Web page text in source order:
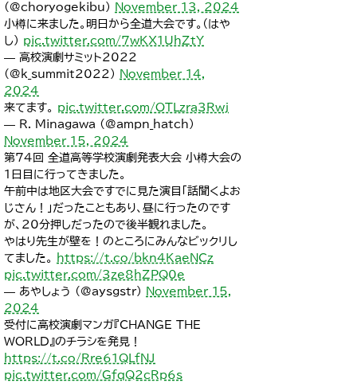
(@choryogekibu)
November 13, 2024
小樽に来ました。明日から全道大会です。（はや
し） pic.twitter.com/7wKX1UhZtY
— 高校演劇サミット2022
(@k_summit2022)
November 14,
2024
来てます。 pic.twitter.com/OTLzra3Rwj
— R. Minagawa (@ampn_hatch)
November 15, 2024
第74回 全道高等学校演劇発表大会 小樽大会の
1日目に行ってきました。
午前中は地区大会ですでに見た演目「話聞くよお
じさん！」だったこともあり、昼に行ったのです
が、20分押しだったので後半観れました。
やはり先生が壁を！のところにみんなビックリし
てました。
https://t.co/bkn4KaeNCz
pic.twitter.com/3ze8hZPQ0e
— あやしょう (@aysgstr)
November 15,
2024
受付に高校演劇マンガ『CHANGE THE
WORLD』のチラシを発見！
https://t.co/Rre61QLfNJ
pic.twitter.com/GfqQ2cRp6s